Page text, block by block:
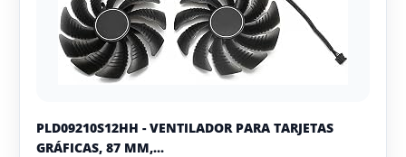
PLD09210S12HH - VENTILADOR PARA TARJETAS
GRÁFICAS, 87 MM,...